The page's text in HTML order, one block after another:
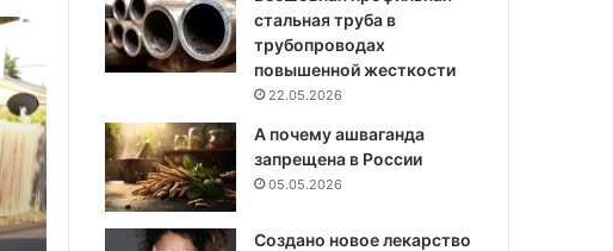
стальная труба в
трубопроводах
повышенной жесткости
22.05.2026
А почему ашваганда
запрещена в России
05.05.2026
Создано новое лекарство